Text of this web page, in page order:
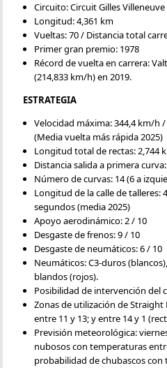
Circuito: Circuit Gilles
Longitud: 4,361 km
Vueltas: 70 / Distancia total
Primer gran premio: 1978
Récord de vuelta en carrera:
(214,833 km/h) en 2019.
ESTRATEGIA
Velocidad máxima: 344,4 km/h
(Media vuelta más rápida 2025)
Longitud total de rectas: 2,744
Distancia salida a primera
Número de curvas: 14 (6 a
Longitud de la calle de talleres:
segundos (media 2025)
Apoyo aerodinámico: 2 / 10
Desgaste de frenos: 9 / 10
Desgaste de neumáticos: 6 / 10
Neumáticos: C3-duros
blandos (rojos).
Posibilidad de intervención del
Zonas de utilización de Straight
entre 11 y 13; y entre 14 y 1
Previsión meteorológica:
nubosos con temperaturas
probabilidad de chubascos con